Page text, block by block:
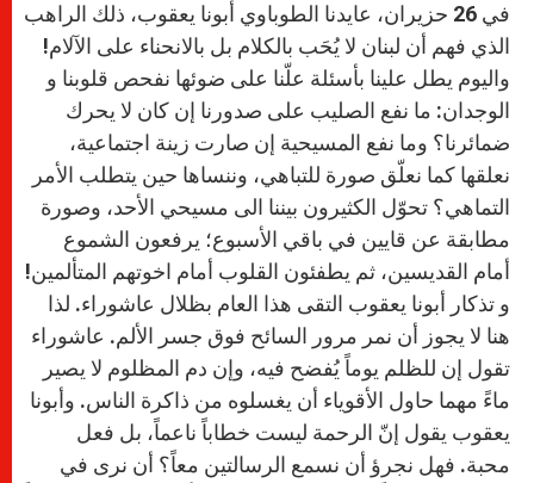
في 26 حزيران، عايدنا الطوباوي أبونا يعقوب، ذلك الراهب
الذي فهم أن لبنان لا يُحَب بالكلام بل بالانحناء على الآلام!
واليوم يطل علينا بأسئلة علّنا على ضوئها نفحص قلوبنا و
الوجدان: ما نفع الصليب على صدورنا إن كان لا يحرك
ضمائرنا؟ وما نفع المسيحية إن صارت زينة اجتماعية،
نعلقها كما نعلّق صورة للتباهي، وننساها حين يتطلب الأمر
التماهي؟ تحوّل الكثيرون بيننا الى مسيحي الأحد، وصورة
مطابقة عن قايين في باقي الأسبوع؛ يرفعون الشموع
أمام القديسين، ثم يطفئون القلوب أمام اخوتهم المتألمين!
و تذكار أبونا يعقوب التقى هذا العام بظلال عاشوراء. لذا
هنا لا يجوز أن نمر مرور السائح فوق جسر الألم. عاشوراء
تقول إن للظلم يوماً يُفضح فيه، وإن دم المظلوم لا يصير
ماءً مهما حاول الأقوياء أن يغسلوه من ذاكرة الناس. وأبونا
يعقوب يقول إنّ الرحمة ليست خطاباً ناعماً، بل فعل
محبة. فهل نجرؤ أن نسمع الرسالتين معاً؟ أن نرى في